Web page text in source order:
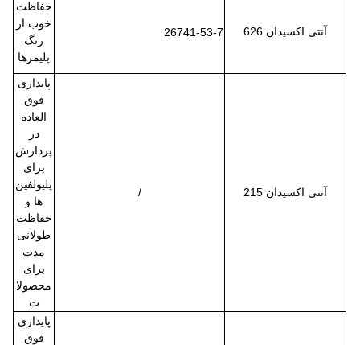
آنتی اکسیدان 626 26741-53-7
حفاظت
خوب از
رنگ
پلیمرها
آنتی اکسیدان 215 /
پایداری
فوق
العاده
در
پردازش
برای
پلیولفین
ها و
حفاظت
طولانی
مدت
برای
محصولا
ت
پایداری
فوق